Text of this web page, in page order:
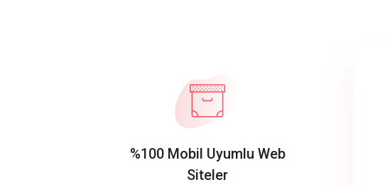
%100 Mobil Uyumlu Web
Siteler